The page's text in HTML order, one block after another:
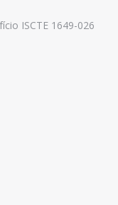
ISCTE 1649-026